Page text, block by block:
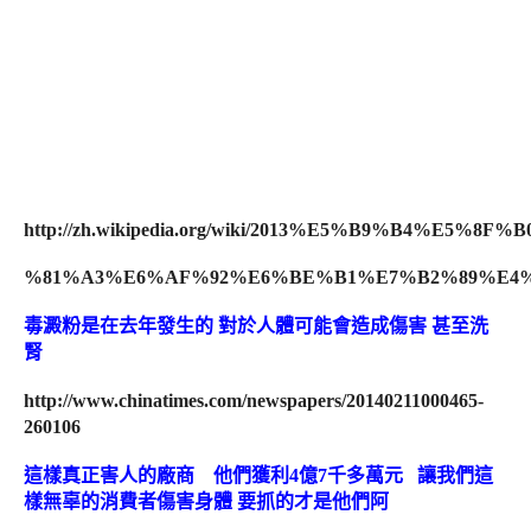
http://zh.wikipedia.org/wiki/
毒澱粉是在去年發生的 對於人體可能會造成傷害 甚至洗
腎
http://www.chinatimes.com/newspapers/20140211000465-
260106
這樣真正害人的廠商 他們獲利4億7千多萬元 讓我們這
樣無辜的消費者傷害身體 要抓的才是他們阿